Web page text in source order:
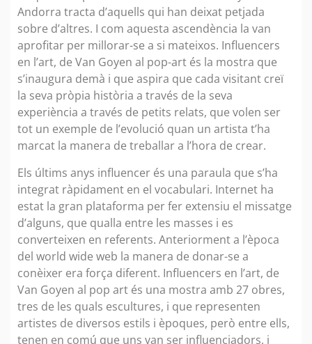
Andorra tracta d’aquells qui han deixat petjada
sobre d’altres. I com aquesta ascendència la van
aprofitar per millorar-se a si mateixos. Influencers
en l’art, de Van Goyen al pop-art és la mostra que
s’inaugura demà i que aspira que cada visitant creï
la seva pròpia història a través de la seva
experiència a través de petits relats, que volen ser
tot un exemple de l’evolució quan un artista t’ha
marcat la manera de treballar a l’hora de crear.
Els últims anys influencer és una paraula que s’ha
integrat ràpidament en el vocabulari. Internet ha
estat la gran plataforma per fer extensiu el missatge
d’alguns, que qualla entre les masses i es
converteixen en referents. Anteriorment a l’època
del world wide web la manera de donar-se a
conèixer era força diferent. Influencers en l’art, de
Van Goyen al pop art és una mostra amb 27 obres,
tres de les quals escultures, i que representen
artistes de diversos estils i èpoques, però entre ells,
tenen en comú que uns van ser influenciadors, i